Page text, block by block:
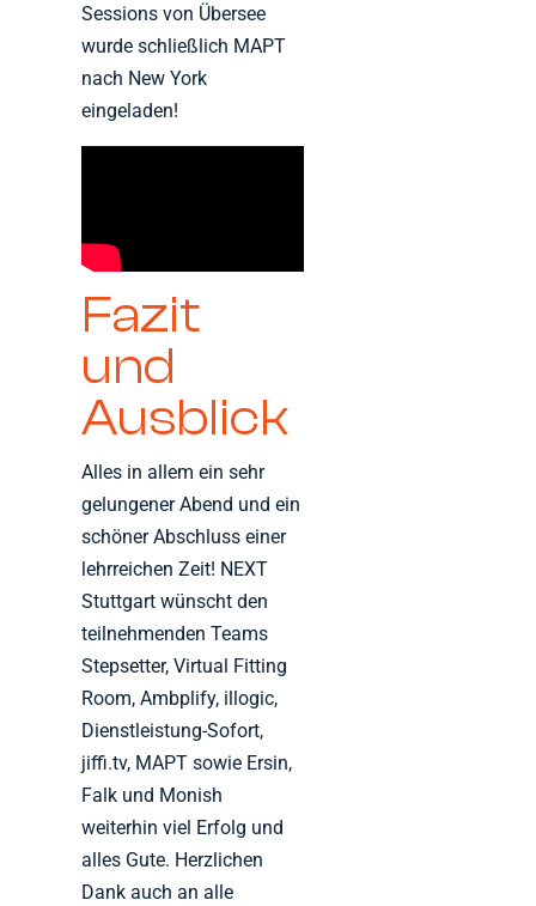
Sessions von Übersee
wurde schließlich MAPT
nach New York
eingeladen!
Fazit
und
Ausblick
Alles in allem ein sehr
gelungener Abend und ein
schöner Abschluss einer
lehrreichen Zeit! NEXT
Stuttgart wünscht den
teilnehmenden Teams
Stepsetter, Virtual Fitting
Room, Ambplify, illogic,
Dienstleistung-Sofort,
jiffi.tv, MAPT sowie Ersin,
Falk und Monish
weiterhin viel Erfolg und
alles Gute. Herzlichen
Dank auch an alle